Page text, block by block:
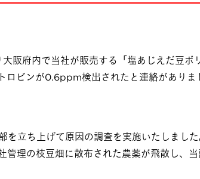
府内で当社が販売する「塩あじえだ豆ボ
ビンが0.6ppm検出されたと連絡がありま
立ち上げて原因の調査を実施いたしまし
管理の枝豆畑に散布された農薬が飛散し、